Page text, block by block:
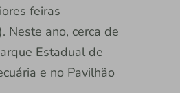
feiras
Neste ano, cerca de
Estadual de
e no Pavilhão